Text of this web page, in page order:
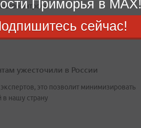
контроля
ужесточили в России
это позволит минимизировать
нашу страну
Приморья в MAX!
сейчас!